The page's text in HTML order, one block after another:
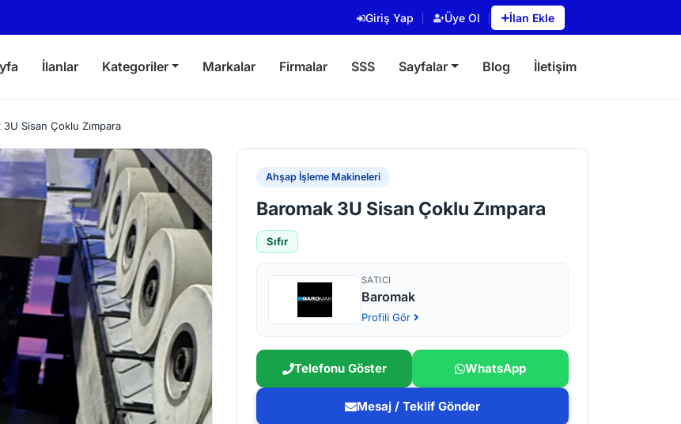
Giriş Yap Üye Ol İlan Ekle
İlanlar Kategoriler Markalar Firmalar SSS Sayfalar Blog İletişim
3U Sisan Çoklu Zımpara
Ahşap İşleme Makineleri
Baromak 3U Sisan Çoklu Zımpara
Sıfır
SATICI
Baromak
Profili Gör
Telefonu Göster WhatsApp
Mesaj / Teklif Gönder